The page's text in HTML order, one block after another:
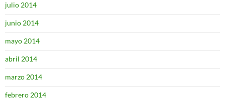
julio 2014
junio 2014
mayo 2014
abril 2014
marzo 2014
febrero 2014